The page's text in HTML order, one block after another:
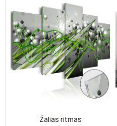
Žalias ritmas